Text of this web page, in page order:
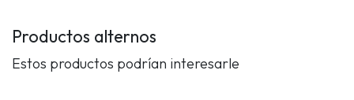
Productos alternos
Estos productos podrían interesarle